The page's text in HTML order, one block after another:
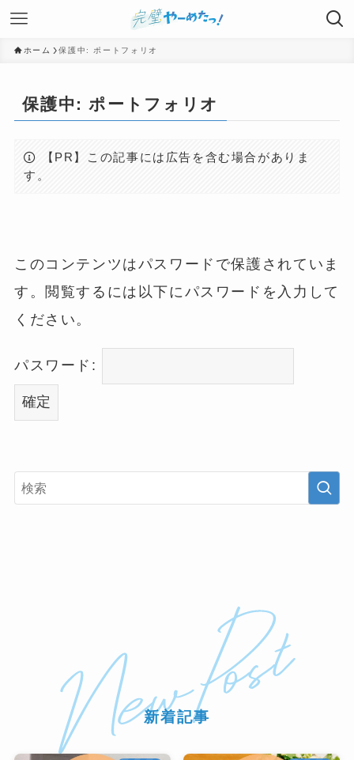
ホーム 保護中: ポートフォリオ
保護中: ポートフォリオ
【PR】この記事には広告を含む場合がありま
す。
このコンテンツはパスワードで保護されていま
す。閲覧するには以下にパスワードを入力して
ください。
パスワード:
新着記事